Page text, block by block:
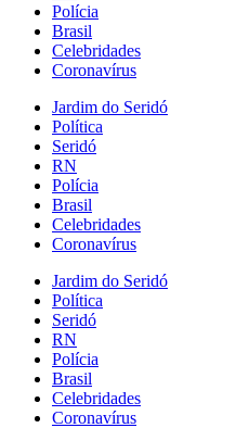
Polícia
Brasil
Celebridades
Coronavírus
Jardim do Seridó
Política
Seridó
RN
Polícia
Brasil
Celebridades
Coronavírus
Jardim do Seridó
Política
Seridó
RN
Polícia
Brasil
Celebridades
Coronavírus